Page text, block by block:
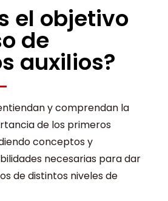
el objetivo
de
auxilios?
y comprendan la
de los primeros
conceptos y
necesarias para dar
de distintos niveles de